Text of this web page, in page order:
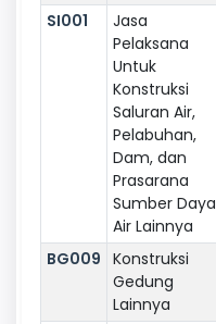
SI001
Jasa
Pelaksana
Untuk
Konstruksi
Saluran Air,
Pelabuhan,
Dam, dan
Prasarana
Sumber Daya
Air Lainnya
BG009 Konstruksi
Gedung
Lainnya